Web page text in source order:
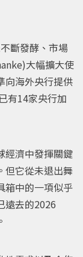
斷發酵、市場
大幅擴大使
海外央行提供
有14家央行加
經濟中發揮關鍵
但它從未退出舞
箱中的一項似乎
遠去的2026